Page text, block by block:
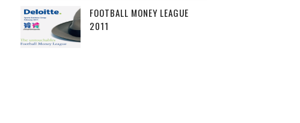
FOOTBALL MONEY LEAGUE
2011